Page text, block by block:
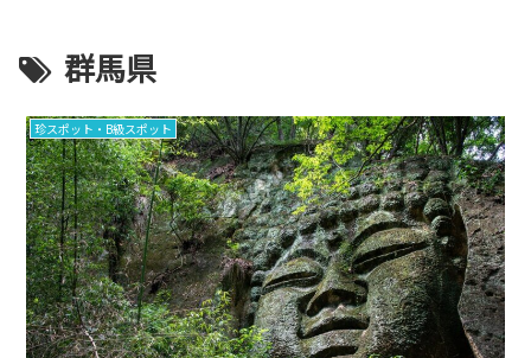
群馬県
珍スポット・B級スポット